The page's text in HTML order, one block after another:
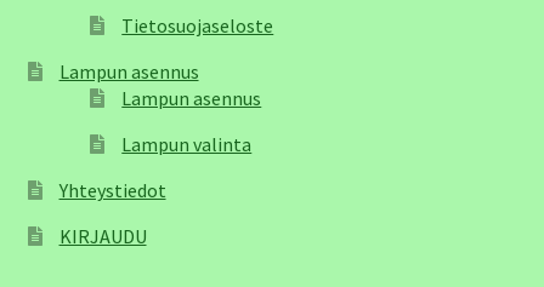
Tietosuojaseloste
Lampun asennus
Lampun asennus
Lampun valinta
Yhteystiedot
KIRJAUDU